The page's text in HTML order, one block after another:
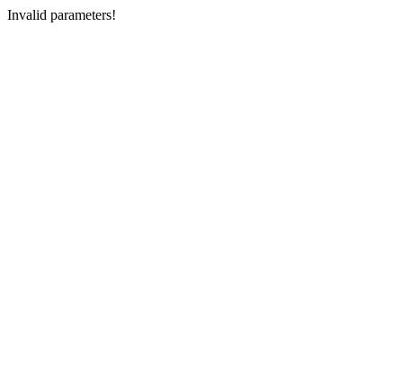
Invalid parameters!